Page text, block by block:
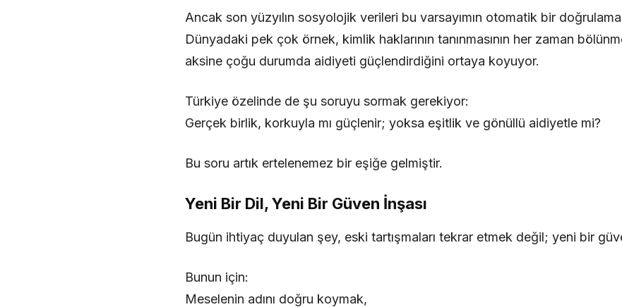
Ancak son yüzyılın sosyolojik verileri bu varsayımın otomatik bir
Dünyadaki pek çok örnek, kimlik haklarının tanınmasının her zaman
aksine çoğu durumda aidiyeti güçlendirdiğini ortaya koyuyor.
Türkiye özelinde de şu soruyu sormak gerekiyor:
Gerçek birlik, korkuyla mı güçlenir; yoksa eşitlik ve gönüllü aidiyetle mi?
Bu soru artık ertelenemez bir eşiğe gelmiştir.
Yeni Bir Dil, Yeni Bir Güven İnşası
Bugün ihtiyaç duyulan şey, eski tartışmaları tekrar etmek değil; yeni bir
Bunun için:
Meselenin adını doğru koymak,